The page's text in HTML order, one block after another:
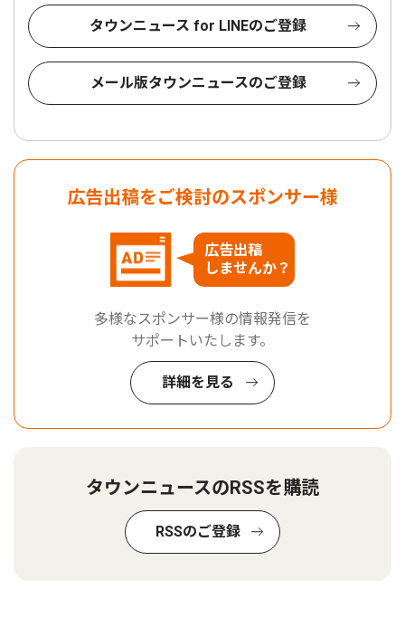
タウンニュース for LINEのご登録
メール版タウンニュースのご登録
広告出稿をご検討のスポンサー様
広告出稿
しませんか？
多様なスポンサー様の情報発信を
サポートいたします。
詳細を見る
タウンニュースのRSSを購読
RSSのご登録